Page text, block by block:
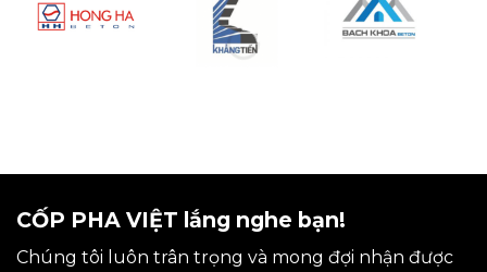
CỐP PHA VIỆT lắng nghe bạn!
Chúng tôi luôn trân trọng và mong đợi nhận được